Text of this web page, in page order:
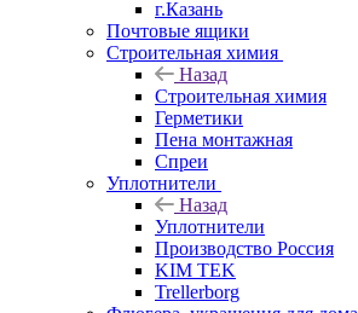
г.Казань
Почтовые ящики
Строительная химия
Назад
Строительная химия
Герметики
Пена монтажная
Спреи
Уплотнители
Назад
Уплотнители
Производство Россия
KIM TEK
Trellerborg